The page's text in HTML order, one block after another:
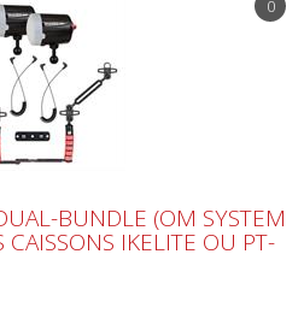
0
BUNDLE (OM SYSTEM
IKELITE OU PT-